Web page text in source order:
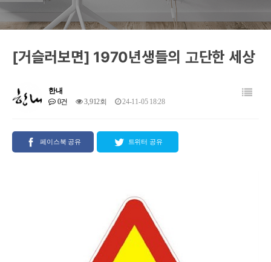
[거슬러보면] 1970년생들의 고단한 세상
한내
0건
3,912회 24-11-05 18:28
페이스북 공유 트위터 공유